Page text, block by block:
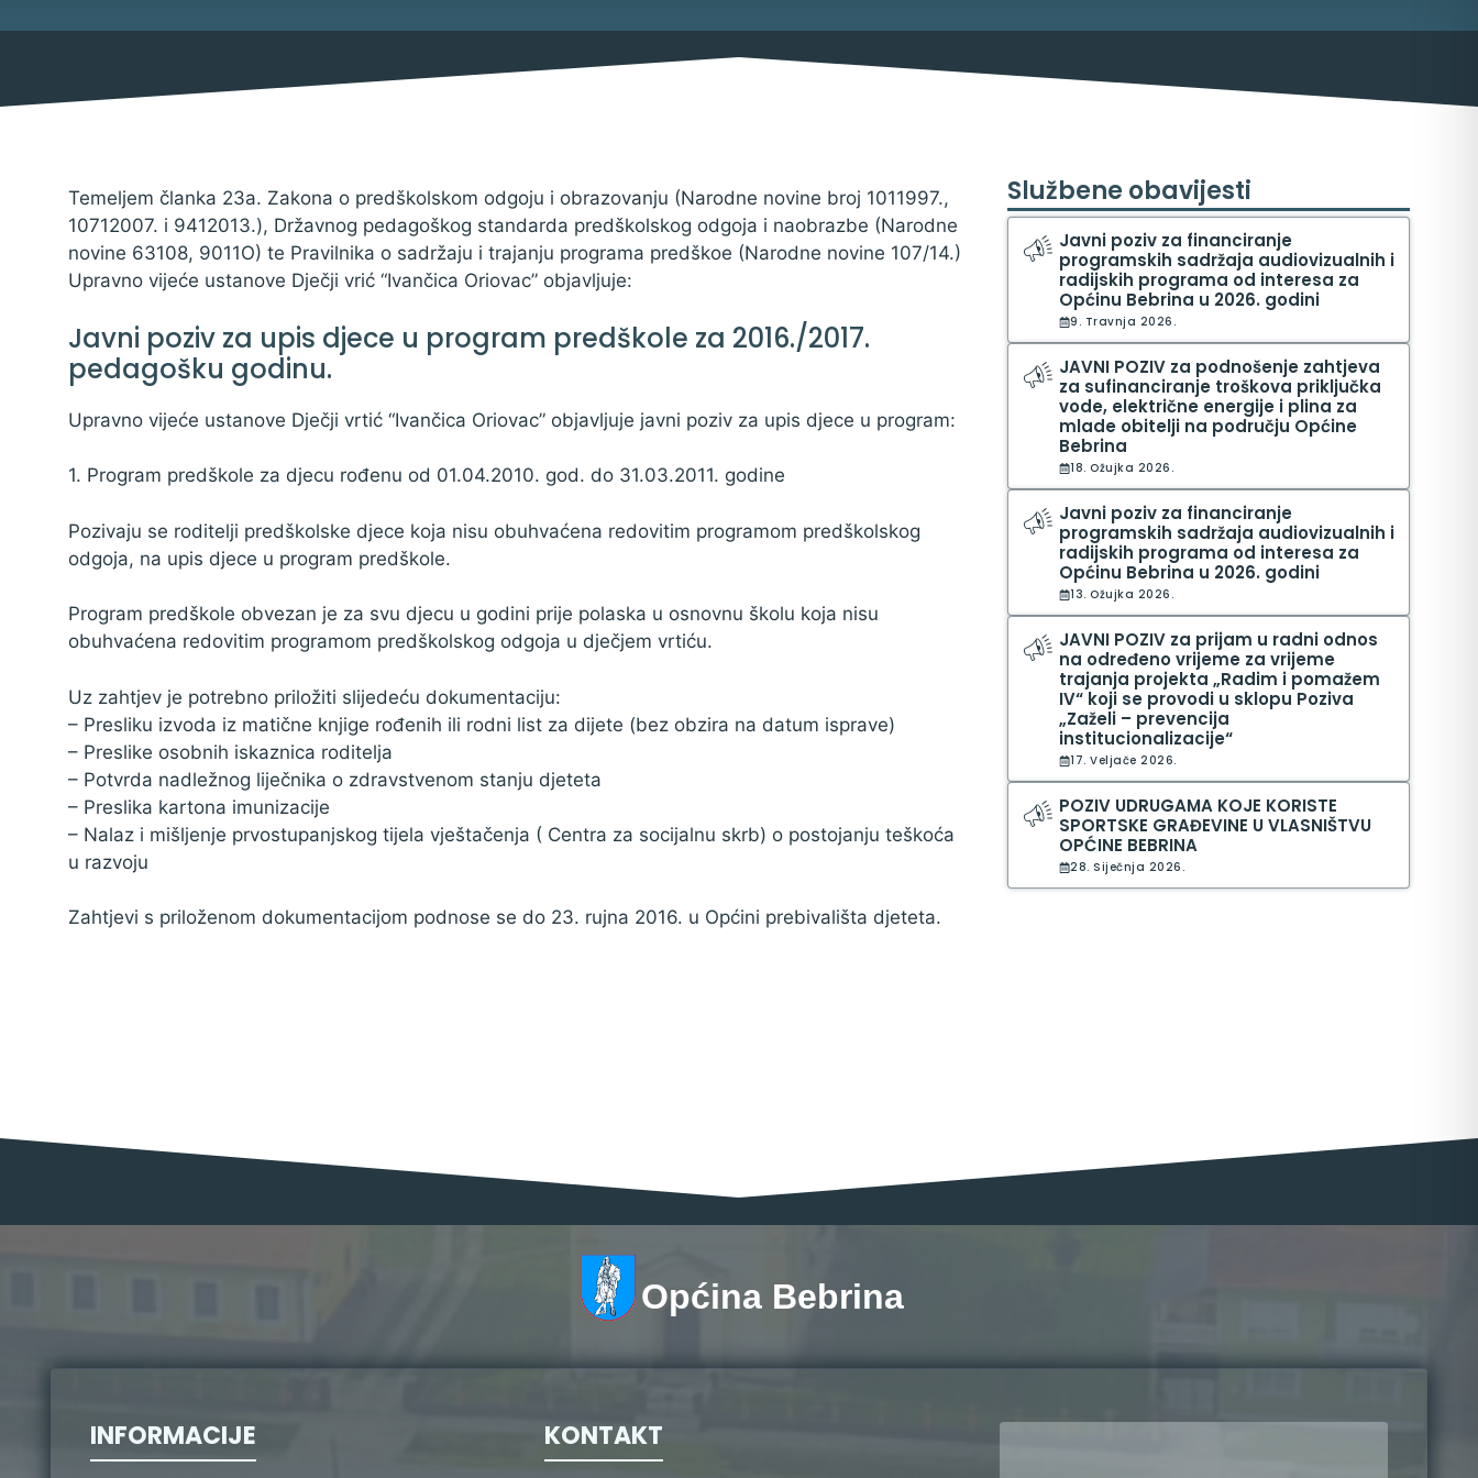
Savjet mladih Općine Bebrina
Imovina
Sponzorstva i donacije
Službene obavijesti
Natječaji za udruge
Natječaji za zapošljavanje
Natječaji
Javni pozivi
Izjava o pristupačnosti
Temeljem članka 23a. Zakona o predškolskom odgoju i obrazovanju (Narodne novine broj 1011997.,
10712007. i 9412013.), Državnog pedagoškog standarda predškolskog odgoja i naobrazbe (Narodne
novine 63108, 9011O) te Pravilnika o sadržaju i trajanju programa predškoe (Narodne novine 107/14.)
Upravno vijeće ustanove Dječji vrić “Ivančica Oriovac” objavljuje:
Javni poziv za upis djece u program predškole za 2016./2017.
pedagošku godinu.
Upravno vijeće ustanove Dječji vrtić “Ivančica Oriovac” objavljuje javni poziv za upis djece u program:
1. Program predškole za djecu rođenu od 01.04.2010. god. do 31.03.2011. godine
Pozivaju se roditelji predškolske djece koja nisu obuhvaćena redovitim programom predškolskog
odgoja, na upis djece u program predškole.
Program predškole obvezan je za svu djecu u godini prije polaska u osnovnu školu koja nisu
obuhvaćena redovitim programom predškolskog odgoja u dječjem vrtiću.
Uz zahtjev je potrebno priložiti slijedeću dokumentaciju:
– Presliku izvoda iz matične knjige rođenih ili rodni list za dijete (bez obzira na datum isprave)
– Preslike osobnih iskaznica roditelja
– Potvrda nadležnog liječnika o zdravstvenom stanju djeteta
– Preslika kartona imunizacije
– Nalaz i mišljenje prvostupanjskog tijela vještačenja ( Centra za socijalnu skrb) o postojanju teškoća
u razvoju
Zahtjevi s priloženom dokumentacijom podnose se do 23. rujna 2016. u Općini prebivališta djeteta.
Službene obavijesti
Javni poziv za financiranje
programskih sadržaja audiovizualnih i
radijskih programa od interesa za
Općinu Bebrina u 2026. godini
9. Travnja 2026.
JAVNI POZIV za podnošenje zahtjeva
za sufinanciranje troškova priključka
vode, električne energije i plina za
mlade obitelji na području Općine
Bebrina
18. Ožujka 2026.
Javni poziv za financiranje
programskih sadržaja audiovizualnih i
radijskih programa od interesa za
Općinu Bebrina u 2026. godini
13. Ožujka 2026.
JAVNI POZIV za prijam u radni odnos
na određeno vrijeme za vrijeme
trajanja projekta „Radim i pomažem
IV“ koji se provodi u sklopu Poziva
„Zaželi – prevencija
institucionalizacije“
17. Veljače 2026.
POZIV UDRUGAMA KOJE KORISTE
SPORTSKE GRAĐEVINE U VLASNIŠTVU
OPĆINE BEBRINA
28. Siječnja 2026.
Općina Bebrina
INFORMACIJE KONTAKT